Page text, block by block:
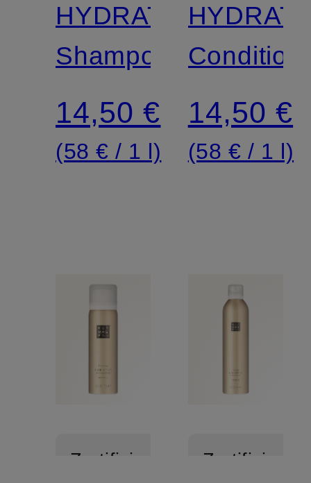
HYDRATING
Shampoo
14,50 €
(58 € / 1 l)
14,50 €
(58 € / 1 l)
Zertifiziert Zertifiziert